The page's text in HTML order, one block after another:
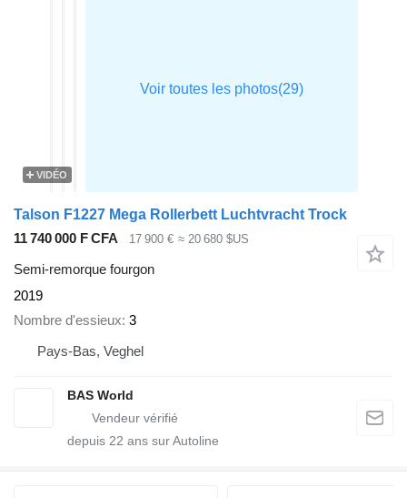
VIDÉO
Talson F1227 Mega Rollerbett Luchtvracht Trock
11 740 000 F CFA
17 900 € ≈ 20 680 $US
Semi-remorque fourgon
2019
Nombre d'essieux 3
Pays-Bas, Veghel
BAS World
depuis 22 ans sur Autoline